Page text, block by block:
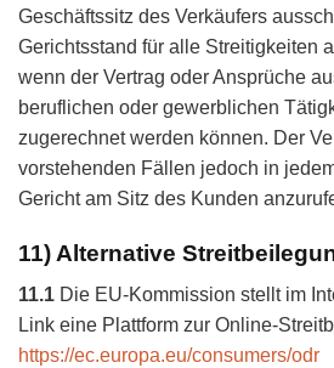
Geschäftssitz des Verkäufers
Gerichtsstand für alle Streitigkeiten
wenn der Vertrag oder Ansprüche
beruflichen oder gewerblichen
zugerechnet werden können. Der
vorstehenden Fällen jedoch in
Gericht am Sitz des Kunden
11) Alternative
11.1 Die EU-Kommission stellt im
Link eine Plattform zur Online-
https://ec.europa.eu/consumers/odr